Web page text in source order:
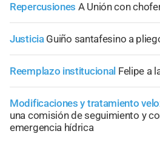
Repercusiones A Unión con
Justicia Guiño santafesino a
Reemplazo institucional Felipe a
Modificaciones y tratamiento
una comisión de seguimiento y
emergencia hídrica